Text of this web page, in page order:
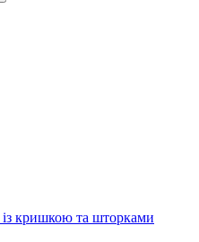
із кришкою та шторками